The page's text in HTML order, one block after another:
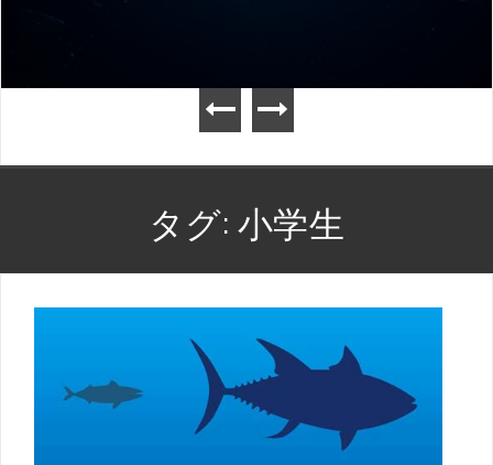
タグ:小学生